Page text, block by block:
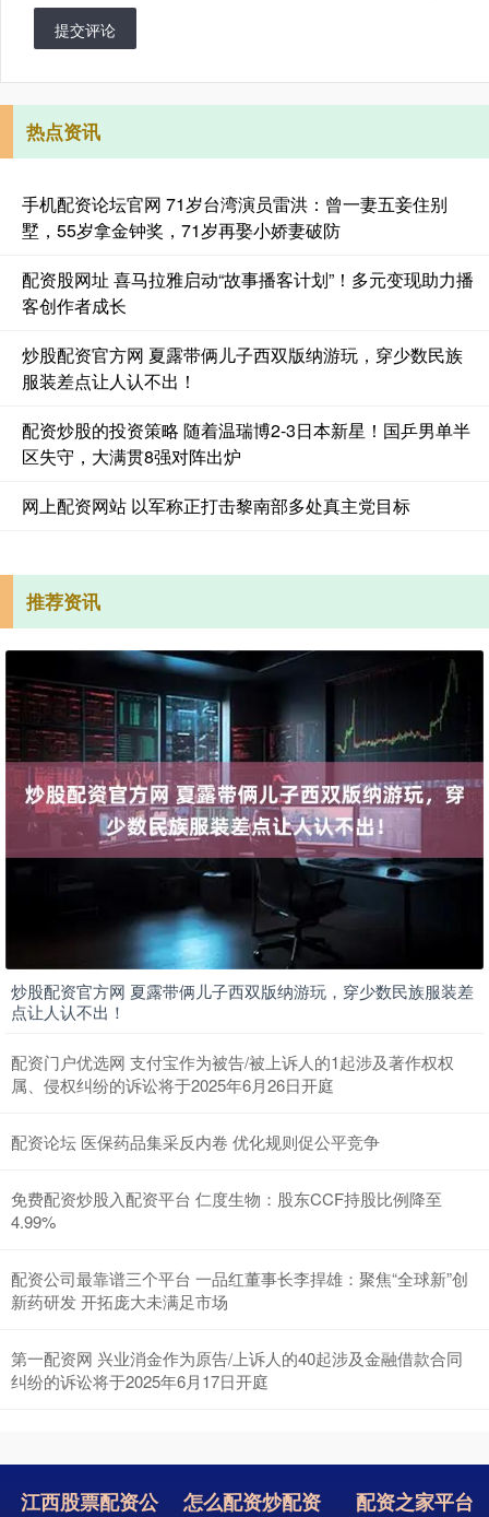
提交评论
热点资讯
手机配资论坛官网 71岁台湾演员雷洪：曾一妻五妾住别
墅，55岁拿金钟奖，71岁再娶小娇妻破防
配资股网址 喜马拉雅启动“故事播客计划”！多元变现助力播
客创作者成长
炒股配资官方网 夏露带俩儿子西双版纳游玩，穿少数民族
服装差点让人认不出！
配资炒股的投资策略 随着温瑞博2-3日本新星！国乒男单半
区失守，大满贯8强对阵出炉
网上配资网站 以军称正打击黎南部多处真主党目标
推荐资讯
炒股配资官方网 夏露带俩儿子西双版纳游玩，穿少数民族服装差
点让人认不出！
配资门户优选网 支付宝作为被告/被上诉人的1起涉及著作权权
属、侵权纠纷的诉讼将于2025年6月26日开庭
配资论坛 医保药品集采反内卷 优化规则促公平竞争
免费配资炒股入配资平台 仁度生物：股东CCF持股比例降至
4.99%
配资公司最靠谱三个平台 一品红董事长李捍雄：聚焦“全球新”创
新药研发 开拓庞大未满足市场
第一配资网 兴业消金作为原告/上诉人的40起涉及金融借款合同
纠纷的诉讼将于2025年6月17日开庭
江西股票配资公
怎么配资炒配资
配资之家平台